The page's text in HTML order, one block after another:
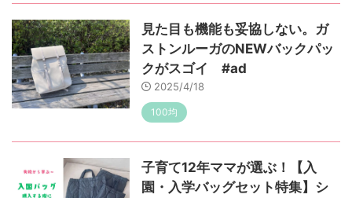
見た目も機能も妥協しない。ガ
ストンルーガのNEWバックパッ
クがスゴイ #ad
2025/4/18
100均
子育て12年ママが選ぶ！【入
園・入学バッグセット特集】シ